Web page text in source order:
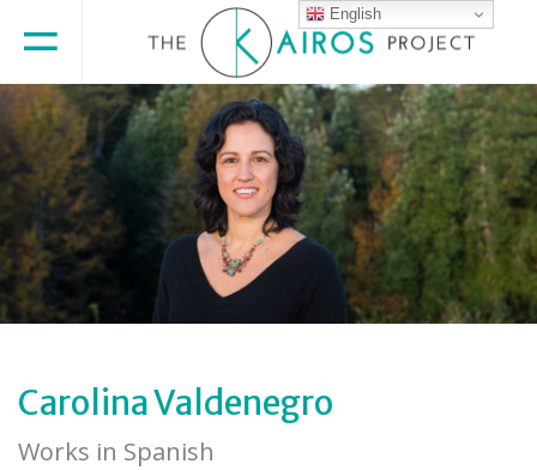
Carolina Valdenegro
Works in Spanish
English